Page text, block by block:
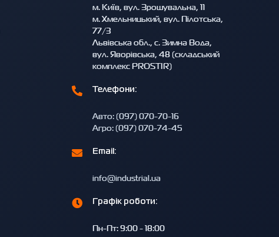
м. Київ, вул. Зрошувальна, 11
м. Хмельницький, вул. Пілотська,
77/3
Львівська обл., с. Зимна Вода,
вул. Яворівська, 48 (складський
комплекс PROSTIR)
Телефони:
Авто: (097) 070-70-16
Агро: (097) 070-74-45
Email:
info@industrial.ua
Графік роботи:
Пн-Пт: 9:00 - 18:00